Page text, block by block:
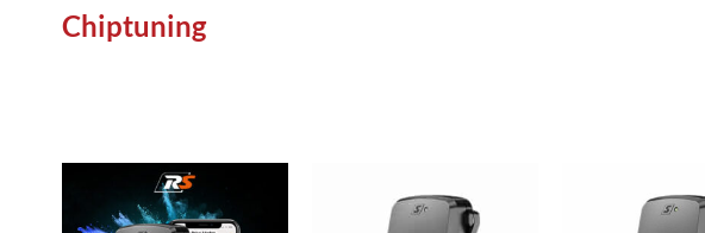
Chiptuning